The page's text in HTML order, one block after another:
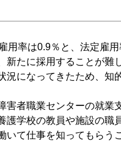
率は0.9％と、法定雇
たに採用することが難
になってきたため、知
者職業センターの就業
学校の教員や施設の職
て仕事を知ってもらう